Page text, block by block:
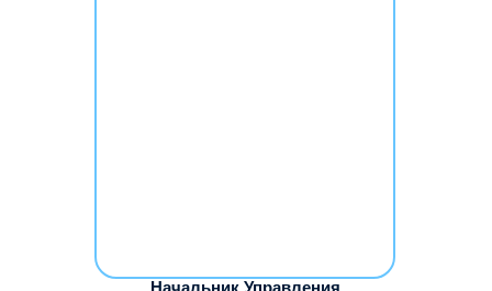
Начальник Управления